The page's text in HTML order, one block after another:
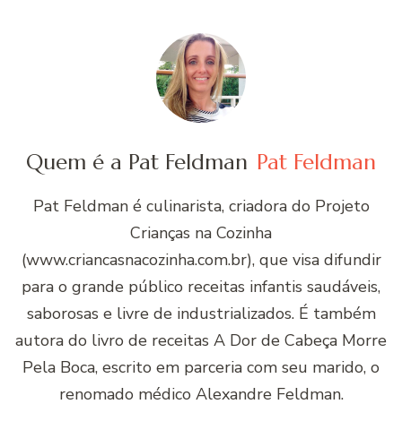
Quem é a Pat Feldman Pat Feldman
Pat Feldman é culinarista, criadora do Projeto
Crianças na Cozinha
(www.criancasnacozinha.com.br), que visa difundir
para o grande público receitas infantis saudáveis,
saborosas e livre de industrializados. É também
autora do livro de receitas A Dor de Cabeça Morre
Pela Boca, escrito em parceria com seu marido, o
renomado médico Alexandre Feldman.